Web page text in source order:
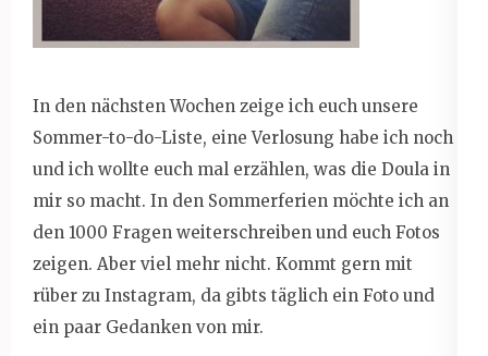
In den nächsten Wochen zeige ich euch unsere
Sommer-to-do-Liste, eine Verlosung habe ich noch
und ich wollte euch mal erzählen, was die Doula in
mir so macht. In den Sommerferien möchte ich an
den 1000 Fragen weiterschreiben und euch Fotos
zeigen. Aber viel mehr nicht. Kommt gern mit
rüber zu Instagram, da gibts täglich ein Foto und
ein paar Gedanken von mir.